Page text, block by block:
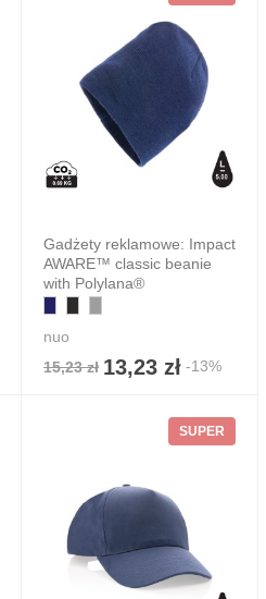
Gadżety reklamowe: Impact
AWARE™ classic beanie
with Polylana®
nuo
15,23 zł 13,23 zł -13%
SUPER